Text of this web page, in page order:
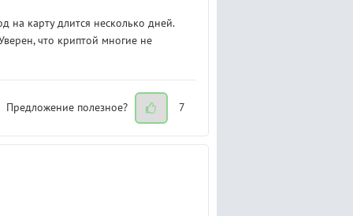
карту длится несколько дней.
что криптой многие не
Предложение полезное? 7